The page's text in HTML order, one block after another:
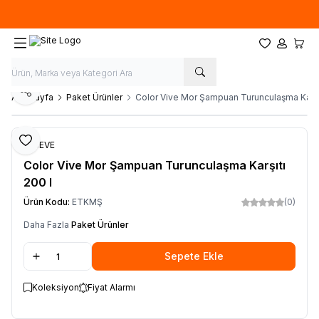
Favorilerim
Hesabım
Ana Sayfa Paket Ürünler Color Vive Mor Şampuan Turunculaşma
Favoriye Ekle
Paylaş
ELSEVE
Color Vive Mor Şampuan Turunculaşma Karşıtı
200 l
Ürün Kodu: ETKMŞ (0)
Daha Fazla Paket Ürünler
Sepete Ekle
Koleksiyon Fiyat Alarmı